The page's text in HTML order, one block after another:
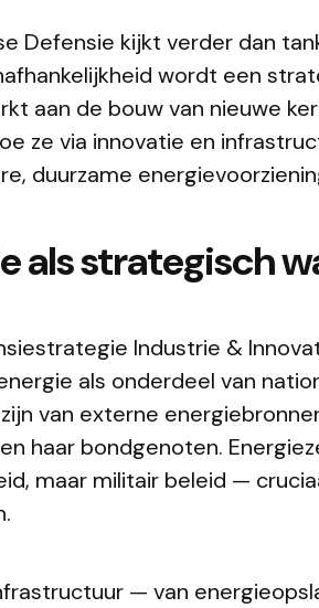
Defensie kijkt verder dan
wordt een
aan de bouw van nieuwe
ze via innovatie en
duurzame
als strategisch
Industrie &
als onderdeel van
van externe
haar bondgenoten.
maar militair beleid —
— van